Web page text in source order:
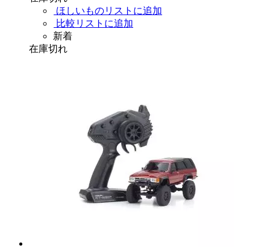
ほしいものリストに追加
比較リストに追加
新着
在庫切れ